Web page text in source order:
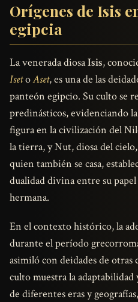
Orígenes de Isis
egipcia
La venerada diosaIsis,
IsetoAset, es una de las
panteón egipcio. Su culto se
predinásticos, evidenciando
figura en la civilización del
la tierra, y Nut, diosa del
quien también se casa,
dualidad divina entre su
hermana.
En el contexto histórico, la
durante el período
asimiló con deidades de
culto muestra la adaptabilidad
de diferentes eras y